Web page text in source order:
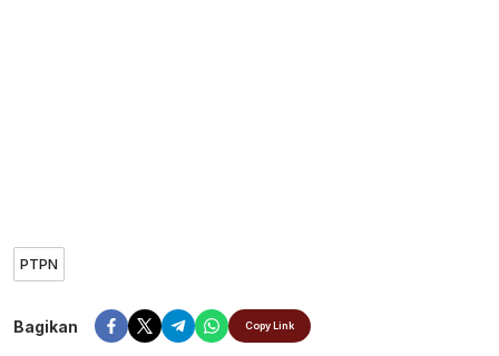
PTPN
Bagikan Copy Link